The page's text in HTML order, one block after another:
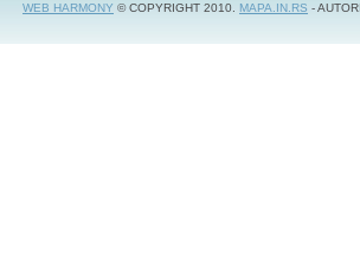
WEB HARMONY © COPYRIGHT 2010. MAPA.IN.RS -